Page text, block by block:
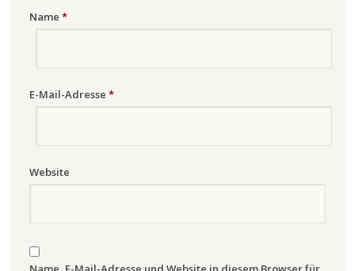
Name *
E-Mail-Adresse *
Website